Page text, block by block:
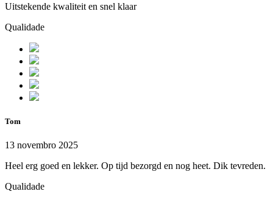
Uitstekende kwaliteit en snel klaar
Qualidade
Tom
13 novembro 2025
Heel erg goed en lekker. Op tijd bezorgd en nog heet. Dik tevreden.
Qualidade